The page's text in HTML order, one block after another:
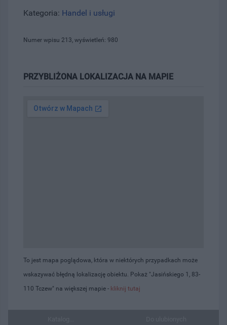
Kategoria: Handel i usługi
Numer wpisu 213, wyświetleń: 980
PRZYBLIŻONA LOKALIZACJA NA MAPIE
To jest mapa poglądowa, która w niektórych przypadkach może
wskazywać błędną lokalizację obiektu. Pokaż "Jasińskiego 1, 83-
110 Tczew" na większej mapie - kliknij tutaj